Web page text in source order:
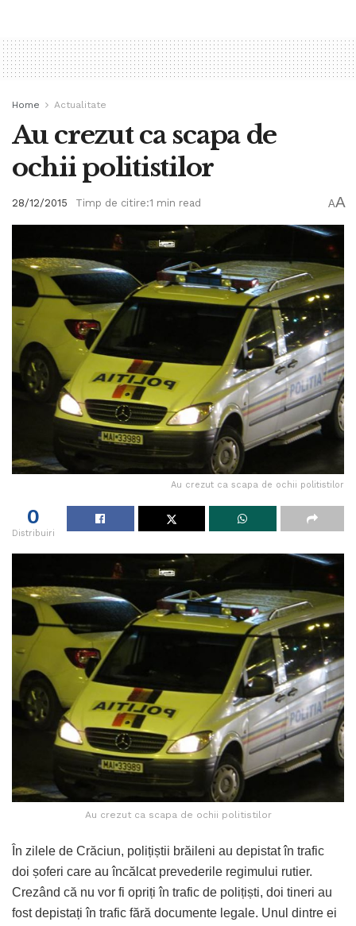
Home Actualitate
Au crezut ca scapa de
ochii politistilor
28/12/2015 Timp de citire:1 min read AA
Au crezut ca scapa de ochii politistilor
0
Distribuiri
Au crezut ca scapa de ochii politistilor
În zilele de Crăciun, polițiștii brăileni au depistat în trafic
doi șoferi care au încălcat prevederile regimului rutier.
Crezând că nu vor fi opriți în trafic de polițiști, doi tineri au
fost depistați în trafic fără documente legale. Unul dintre ei